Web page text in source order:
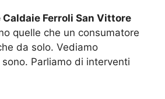
Ferroli San Vittore
quelle che un consumatore
da solo. Vediamo
Parliamo di interventi